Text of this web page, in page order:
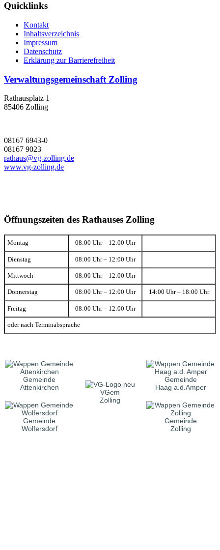
Quicklinks
Kontakt
Inhaltsverzeichnis
Impressum
Datenschutz
Erklärung zur Barrierefreiheit
Verwaltungsgemeinschaft Zolling
Rathausplatz 1
85406 Zolling
08167 6943-0
08167 9023
rathaus@vg-zolling.de
www.vg-zolling.de
Öffnungszeiten des Rathauses Zolling
Montag 08:00 Uhr – 12:00 Uhr
Dienstag 08:00 Uhr – 12:00 Uhr
Mittwoch 08:00 Uhr – 12:00 Uhr
Donnerstag 08:00 Uhr – 12:00 Uhr 14:00 Uhr – 18:00 Uhr
Freitag 08:00 Uhr – 12:00 Uhr
oder nach Terminabsprache
Gemeinde
Attenkirchen
VGem
Zolling
Gemeinde
Haag a.d.Amper
Gemeinde
Wolfersdorf
Gemeinde
Zolling